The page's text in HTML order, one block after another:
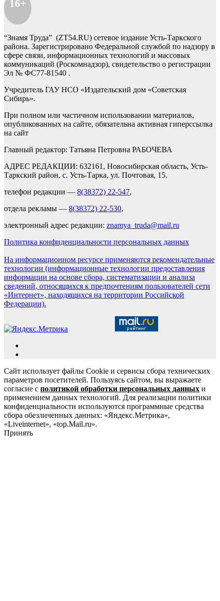
16+
“Знамя Труда” (ZT54.RU) сетевое издание Усть-Таркского
района. Зарегистрировано Федеральной службой по надзору в
сфере связи, информационных технологий и массовых
коммуникаций (Роскомнадзор), свидетельство о регистрации
Эл № ФС77-81540 .
Учредитель ГАУ НСО «Издательский дом «Советская
Сибирь».
При полном или частичном использовании материалов,
опубликованных на сайте, обязательна активная гиперссылка
на сайт
Главный редактор: Татьяна Петровна РАБОЧЕВА
АДРЕС РЕДАКЦИИ: 632161, Новосибирская область, Усть-
Таркский район, с. Усть-Тарка, ул. Почтовая, 15.
телефон редакции — 8(38372) 22-547,
отдела рекламы — 8(38372) 22-530,
электронный адрес редакции: znamya_truda@mail.ru
Политика конфиденциальности персональных данных
На информационном ресурсе применяются рекомендательные
технологии (информационные технологии предоставления
информации на основе сбора, систематизации и анализа
сведений, относящихся к предпочтениям пользователей сети
«Интернет», находящихся на территории Российской
Федерации).
Сайт использует файлы Cookie и сервисы сбора технических
параметров посетителей. Пользуясь сайтом, вы выражаете
согласие с политикой обработки персональных данных и
применением данных технологий. Для реализации политики
конфиденциальности используются программные средства
сбора обезличенных данных: «Яндекс.Метрика»,
«Liveinternet», «top.Mail.ru».
Принять